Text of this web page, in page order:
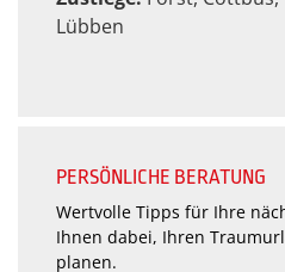
Lübben
PERSÖNLICHE BERATUNG
Wertvolle Tipps für Ihre
Ihnen dabei, Ihren
planen.